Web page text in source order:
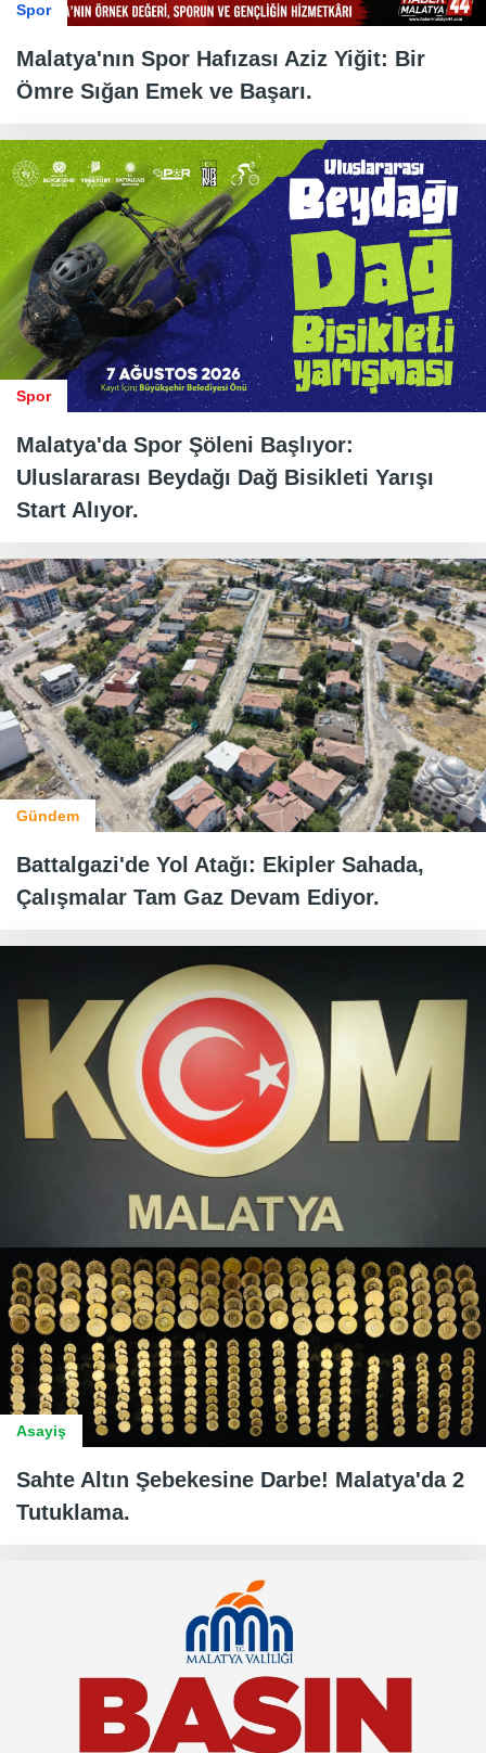
Spor
Malatya'nın Spor Hafızası Aziz Yiğit: Bir
Ömre Sığan Emek ve Başarı.
Spor
Malatya'da Spor Şöleni Başlıyor:
Uluslararası Beydağı Dağ Bisikleti Yarışı
Start Alıyor.
Gündem
Battalgazi'de Yol Atağı: Ekipler Sahada,
Çalışmalar Tam Gaz Devam Ediyor.
Asayiş
Sahte Altın Şebekesine Darbe! Malatya'da 2
Tutuklama.